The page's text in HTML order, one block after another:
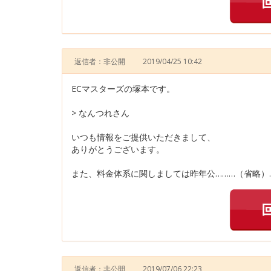
返信者：非公開 2019/04/25 10:42
ECマスターズの塚本です。
> なんつれさん
いつも情報をご提供いただきまして、
ありがとうございます。
また、料金体系に関しましては昨年公………（省略
返信者：非公開 2019/07/06 22:23